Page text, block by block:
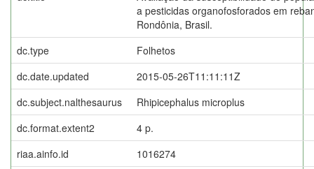
a pesticidas organofosforados em
Rondônia, Brasil.
dc.type
Folhetos
dc.date.updated
2015-05-26T11:11:11Z
dc.subject.nalthesaurus
Rhipicephalus microplus
dc.format.extent2
4 p.
riaa.ainfo.id
1016274